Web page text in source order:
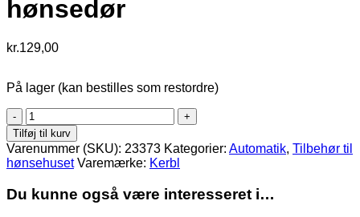
hønsedør
kr.129,00
På lager (kan bestilles som restordre)
Lås
til
hønseport
/
hønsedør
antal
Tilføj til kurv
Varenummer (SKU): 23373 Kategorier: Automatik, Tilbehør til
hønsehuset Varemærke: Kerbl
Du kunne også være interesseret i…